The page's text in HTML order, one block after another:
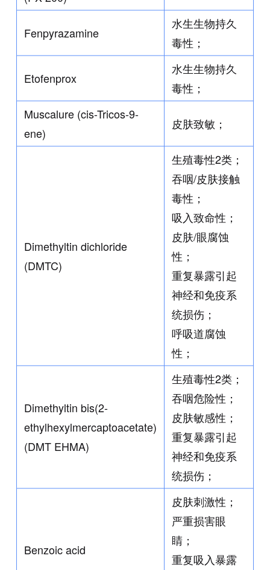
Fenpyrazamine
水生生物持久
毒性；
Etofenprox
水生生物持久
毒性；
Muscalure (cis-Tricos-9-
ene)
皮肤致敏；
Dimethyltin dichloride
(DMTC)
生殖毒性2类；
吞咽/皮肤接触
毒性；
吸入致命性；
皮肤/眼腐蚀
性；
重复暴露引起
神经和免疫系
统损伤；
呼吸道腐蚀
性；
Dimethyltin bis(2-
ethylhexylmercaptoacetate)
(DMT EHMA)
生殖毒性2类；
吞咽危险性；
皮肤敏感性；
重复暴露引起
神经和免疫系
统损伤；
Benzoic acid
皮肤刺激性；
严重损害眼
睛；
重复吸入暴露